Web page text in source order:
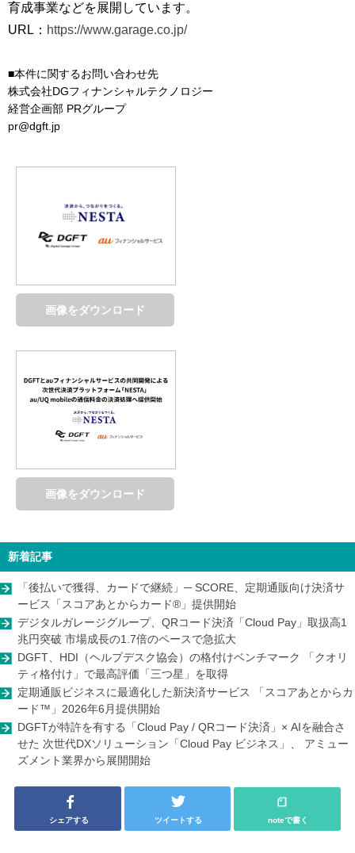
育成事業などを展開しています。
URL： https://www.garage.co.jp/
■本件に関するお問い合わせ先
株式会社DGフィナンシャルテクノロジー
経営企画部 PRグループ
pr@dgft.jp
画像をダウンロード
画像をダウンロード
新着記事
「後払いで獲得、カードで継続」─ SCORE、定期通販向け決済サ
ービス「スコアあとからカード®」提供開始
デジタルガレージグループ、QRコード決済「Cloud Pay」取扱高1
兆円突破 市場成⻑の1.7倍のペースで急拡⼤
DGFT、HDI（ヘルプデスク協会）の格付けベンチマーク 「クオリ
ティ格付け」で最高評価「三つ星」を取得
定期通販ビジネスに最適化した新決済サービス 「スコアあとからカ
ード™」2026年6月提供開始
DGFTが特許を有する「Cloud Pay / QRコード決済」× AIを融合さ
せた 次世代DXソリューション「Cloud Pay ビジネス」、 アミュー
ズメント業界から展開開始
シェアする ツイートする noteで書く